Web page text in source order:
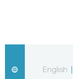
English